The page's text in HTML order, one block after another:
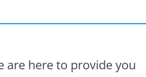
are here to provide you